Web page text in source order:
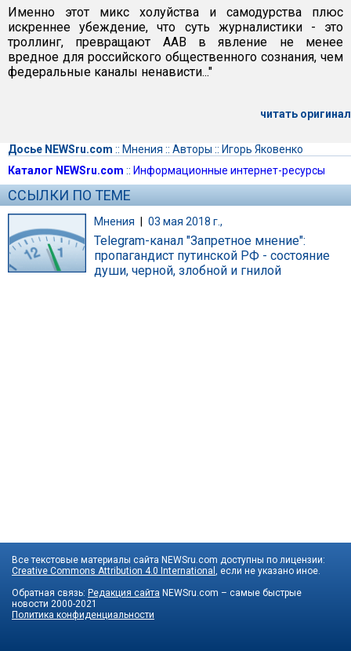
Именно этот микс холуйства и самодурства плюс
искреннее убеждение, что суть журналистики - это
троллинг, превращают ААВ в явление не менее
вредное для российского общественного сознания, чем
федеральные каналы ненависти..."
читать оригинал
Досье NEWSru.com :: Мнения :: Авторы :: Игорь Яковенко
Каталог NEWSru.com :: Информационные интернет-ресурсы
ССЫЛКИ ПО ТЕМЕ
Мнения 03 мая 2018 г.,
Telegram-канал "Запретное мнение":
пропагандист путинской РФ - состояние
души, черной, злобной и гнилой
Все текстовые материалы сайта NEWSru.com доступны по лицензии:
Creative Commons Attribution 4.0 International , если не указано иное.
Обратная связь: Редакция сайта NEWSru.com – самые быстрые
новости 2000-2021
Политика конфиденциальности